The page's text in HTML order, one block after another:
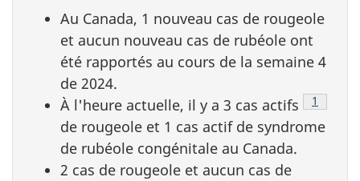
Au Canada, 1 nouveau cas de rougeole
et aucun nouveau cas de rubéole ont
été rapportés au cours de la semaine 4
de 2024.
À l'heure actuelle, il y a 3 cas actifs
Note de
1
de rougeole et 1 cas actif de syndrome
de rubéole congénitale au Canada.
2 cas de rougeole et aucun cas de